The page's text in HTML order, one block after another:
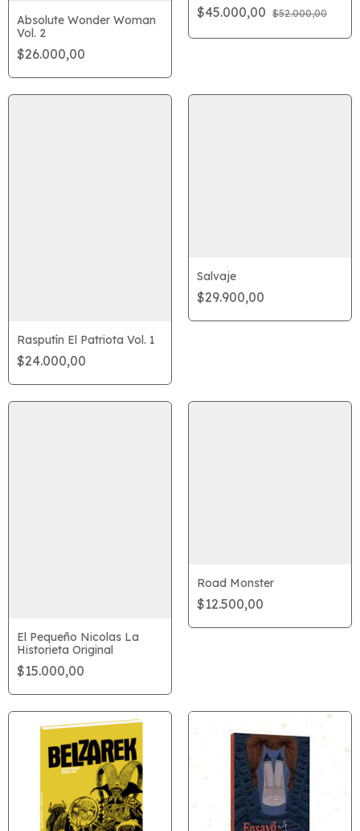
Absolute Wonder Woman
Vol. 2
$26.000,00
$45.000,00 $52.000,00
Rasputín El Patriota Vol. 1
$24.000,00
Salvaje
$29.900,00
El Pequeño Nicolas La
Historieta Original
$15.000,00
Road Monster
$12.500,00